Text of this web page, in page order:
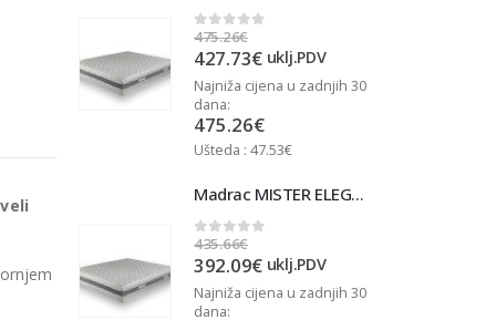
0out of 5
475.26€
427.73€ uklj.PDV
Najniža cijena u zadnjih 30
dana:
475.26€
Ušteda : 47.53€
Madrac MISTER ELEGANCE 90x210
0out of 5
435.66€
392.09€ uklj.PDV
Najniža cijena u zadnjih 30
dana: